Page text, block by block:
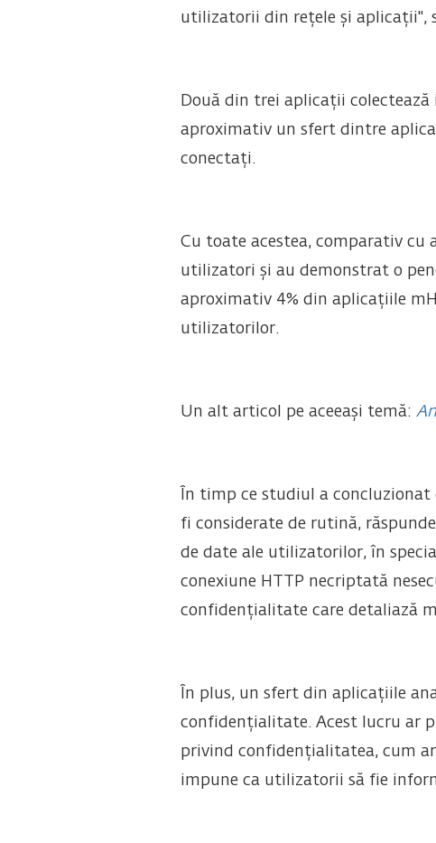
utilizatorii din rețele și aplicații",
Două din trei aplicații
aproximativ un sfert dintre
conectați.
Cu toate acestea, comparativ
utilizatori și au demonstrat o
aproximativ 4% din aplicațiile
utilizatorilor.
Un alt articol pe aceeași temă:
În timp ce studiul a
fi considerate de rutină,
de date ale utilizatorilor, în
conexiune HTTP necriptată
confidențialitate care detaliază
În plus, un sfert din aplicațiile
confidențialitate. Acest lucru ar
privind confidențialitatea, cum
impune ca utilizatorii să fie